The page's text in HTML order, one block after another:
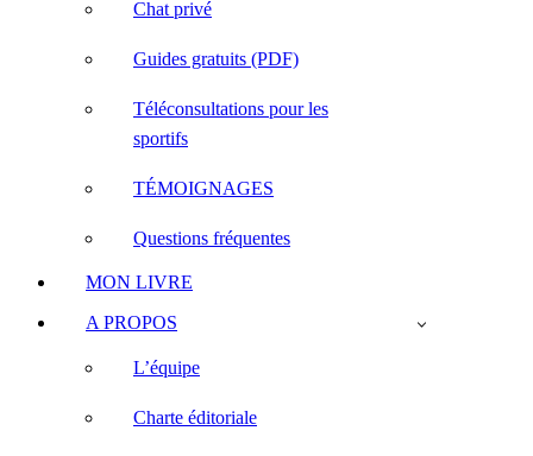
Chat privé
Guides gratuits (PDF)
Téléconsultations pour les
sportifs
TÉMOIGNAGES
Questions fréquentes
MON LIVRE
A PROPOS
L’équipe
Charte éditoriale